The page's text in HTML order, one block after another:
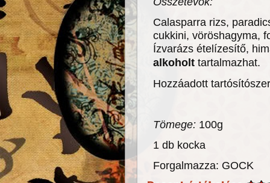
Calasparra rizs,
cukkini, vöröshagyma,
Ízvarázs ételízesítő,
alkoholt tartalmazhat.
Hozzáadott
Tömege: 100g
1 db kocka
Forgalmazza: GOCK